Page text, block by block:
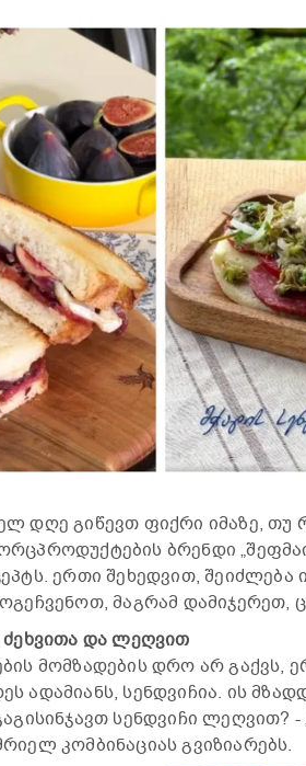
დღე გიწევთ ფიქრი იმაზე, თუ
ბრენდი
ერთი შეხედვით, შეიძლება
მაგრამ
ძეხვითა და ლეღვით
მომზადების დრო არ გაქვს,
ადამიანს, სენდვიჩია. ის
სენდვიჩი ლეღვით? -
კომბინაციას გვიზიარებს.